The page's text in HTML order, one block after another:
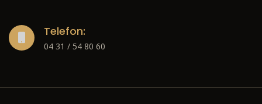
Telefon:
04 31 / 54 80 60